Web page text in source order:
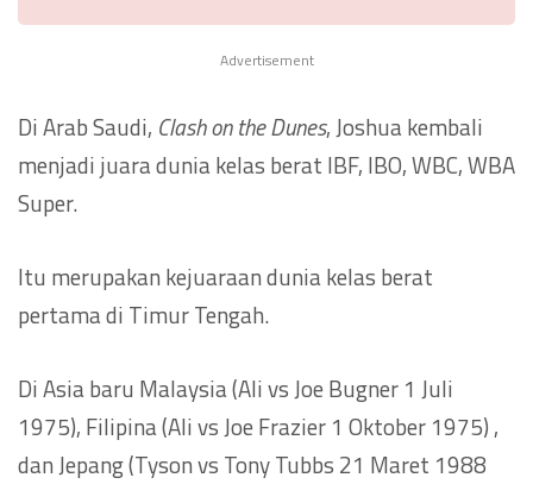
Advertisement
Di Arab Saudi, Clash on the Dunes, Joshua kembali
menjadi juara dunia kelas berat IBF, IBO, WBC, WBA
Super.
Itu merupakan kejuaraan dunia kelas berat
pertama di Timur Tengah.
Di Asia baru Malaysia (Ali vs Joe Bugner 1 Juli
1975), Filipina (Ali vs Joe Frazier 1 Oktober 1975) ,
dan Jepang (Tyson vs Tony Tubbs 21 Maret 1988